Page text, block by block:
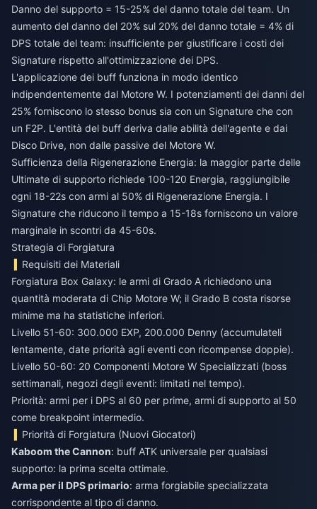
Danno del supporto = 15-25% del danno totale del team. Un
aumento del danno del 20% sul 20% del danno totale = 4% di
DPS totale del team: insufficiente per giustificare i costi dei
Signature rispetto all'ottimizzazione dei DPS.
L'applicazione dei buff funziona in modo identico
indipendentemente dal Motore W. I potenziamenti dei danni del
25% forniscono lo stesso bonus sia con un Signature che con
un F2P. L'entità del buff deriva dalle abilità dell'agente e dai
Disco Drive, non dalle passive del Motore W.
Sufficienza della Rigenerazione Energia: la maggior parte delle
Ultimate di supporto richiede 100-120 Energia, raggiungibile
ogni 18-22s con armi al 50% di Rigenerazione Energia. I
Signature che riducono il tempo a 15-18s forniscono un valore
marginale in scontri da 45-60s.
Strategia di Forgiatura
Requisiti dei Materiali
Forgiatura Box Galaxy: le armi di Grado A richiedono una
quantità moderata di Chip Motore W; il Grado B costa risorse
minime ma ha statistiche inferiori.
Livello 51-60: 300.000 EXP, 200.000 Denny (accumulateli
lentamente, date priorità agli eventi con ricompense doppie).
Livello 50-60: 20 Componenti Motore W Specializzati (boss
settimanali, negozi degli eventi: limitati nel tempo).
Priorità: armi per i DPS al 60 per prime, armi di supporto al 50
come breakpoint intermedio.
Priorità di Forgiatura (Nuovi Giocatori)
Kaboom the Cannon: buff ATK universale per qualsiasi
supporto: la prima scelta ottimale.
Arma per il DPS primario: arma forgiabile specializzata
corrispondente al tipo di danno.